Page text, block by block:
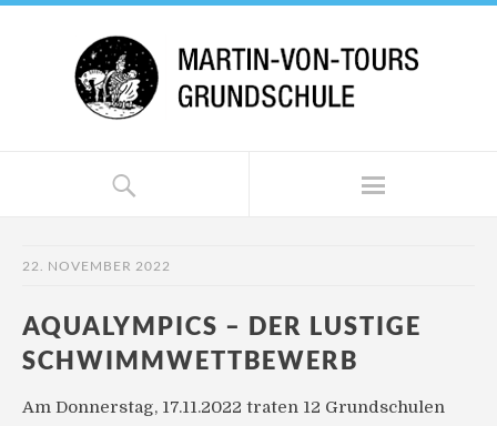
22. NOVEMBER 2022
AQUALYMPICS – DER LUSTIGE
SCHWIMMWETTBEWERB
Am Donnerstag, 17.11.2022 traten 12 Grundschulen